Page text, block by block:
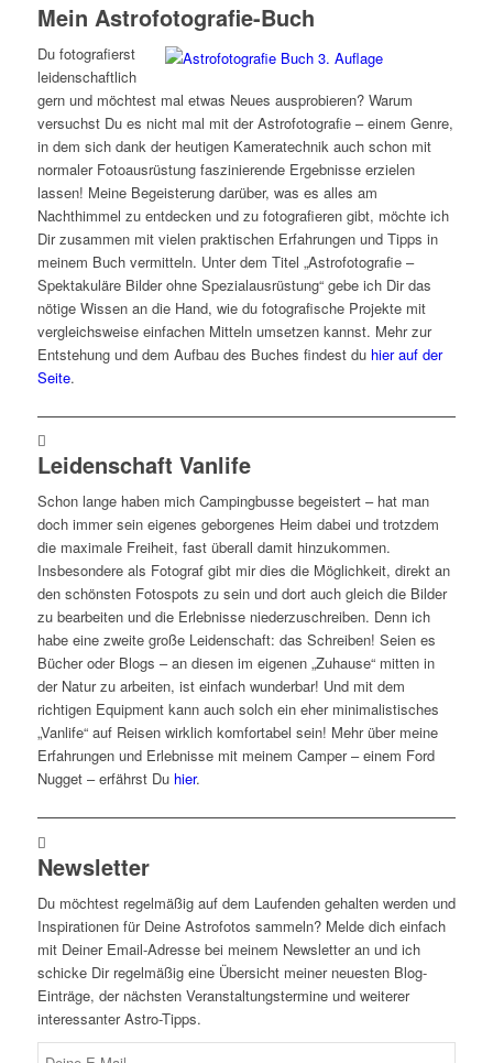
Mein Astrofotografie-Buch
Du fotografierst
leidenschaftlich
gern und möchtest mal etwas Neues ausprobieren? Warum
versuchst Du es nicht mal mit der Astrofotografie – einem Genre,
in dem sich dank der heutigen Kameratechnik auch schon mit
normaler Fotoausrüstung faszinierende Ergebnisse erzielen
lassen! Meine Begeisterung darüber, was es alles am
Nachthimmel zu entdecken und zu fotografieren gibt, möchte ich
Dir zusammen mit vielen praktischen Erfahrungen und Tipps in
meinem Buch vermitteln. Unter dem Titel „Astrofotografie –
Spektakuläre Bilder ohne Spezialausrüstung“ gebe ich Dir das
nötige Wissen an die Hand, wie du fotografische Projekte mit
vergleichsweise einfachen Mitteln umsetzen kannst. Mehr zur
Entstehung und dem Aufbau des Buches findest du hier auf der
Seite.
Leidenschaft Vanlife
Schon lange haben mich Campingbusse begeistert – hat man
doch immer sein eigenes geborgenes Heim dabei und trotzdem
die maximale Freiheit, fast überall damit hinzukommen.
Insbesondere als Fotograf gibt mir dies die Möglichkeit, direkt an
den schönsten Fotospots zu sein und dort auch gleich die Bilder
zu bearbeiten und die Erlebnisse niederzuschreiben. Denn ich
habe eine zweite große Leidenschaft: das Schreiben! Seien es
Bücher oder Blogs – an diesen im eigenen „Zuhause“ mitten in
der Natur zu arbeiten, ist einfach wunderbar! Und mit dem
richtigen Equipment kann auch solch ein eher minimalistisches
„Vanlife“ auf Reisen wirklich komfortabel sein! Mehr über meine
Erfahrungen und Erlebnisse mit meinem Camper – einem Ford
Nugget – erfährst Du hier.
Newsletter
Du möchtest regelmäßig auf dem Laufenden gehalten werden und
Inspirationen für Deine Astrofotos sammeln? Melde dich einfach
mit Deiner Email-Adresse bei meinem Newsletter an und ich
schicke Dir regelmäßig eine Übersicht meiner neuesten Blog-
Einträge, der nächsten Veranstaltungstermine und weiterer
interessanter Astro-Tipps.